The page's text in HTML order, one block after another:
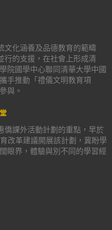
文化涵養及品德教育的範疇
行的支援，在社會上形成清
院國學中心聯同清華大學中國
手推動「禮儀文明教育項
與。
僑課外活動計劃的重點，早於
改革建議開展該計劃，冀盼學
眼界，體驗與別不同的學習經